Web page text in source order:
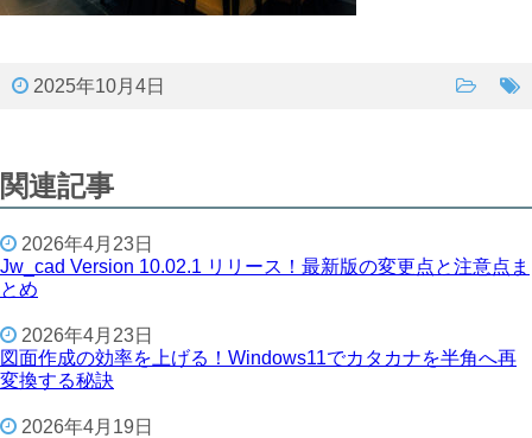
2025年10月4日
関連記事
2026年4月23日
Jw_cad Version 10.02.1 リリース！最新版の変更点と注意点ま
とめ
2026年4月23日
図面作成の効率を上げる！Windows11でカタカナを半角へ再
変換する秘訣
2026年4月19日